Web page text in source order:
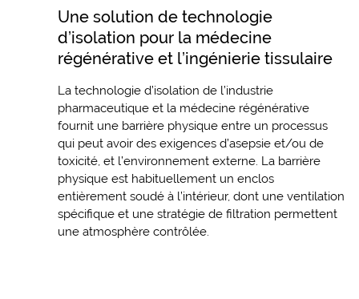
Une solution de technologie
d’isolation pour la médecine
régénérative et l’ingénierie tissulaire
La technologie d’isolation de l’industrie
pharmaceutique et la médecine régénérative
fournit une barrière physique entre un processus
qui peut avoir des exigences d’asepsie et/ou de
toxicité, et l’environnement externe. La barrière
physique est habituellement un enclos
entièrement soudé à l’intérieur, dont une ventilation
spécifique et une stratégie de filtration permettent
une atmosphère contrôlée.